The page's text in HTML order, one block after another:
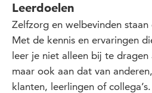
Leerdoelen
Zelfzorg en welbevinden
Met de kennis en ervaringen
leer je niet alleen bij te
maar ook aan dat van
klanten, leerlingen of